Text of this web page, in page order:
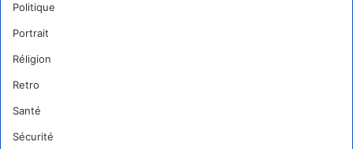
Politique
Portrait
Réligion
Retro
Santé
Sécurité